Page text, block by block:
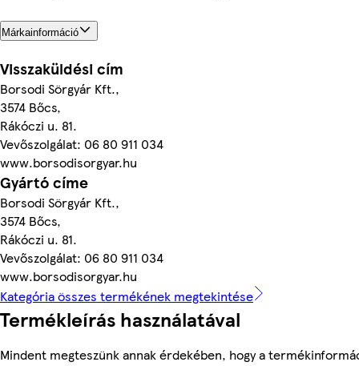
Márkainformáció
Visszaküldési cím
Borsodi Sörgyár Kft.,
3574 Bőcs,
Rákóczi u. 81.
Vevőszolgálat: 06 80 911 034
www.borsodisorgyar.hu
Gyártó címe
Borsodi Sörgyár Kft.,
3574 Bőcs,
Rákóczi u. 81.
Vevőszolgálat: 06 80 911 034
www.borsodisorgyar.hu
Kategória összes termékének megtekintése
Termékleírás használatával
Mindent megteszünk annak érdekében, hogy a